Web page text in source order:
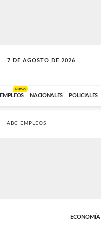
7 DE AGOSTO DE 2026
VITAMINAS
EMPLEOS
NUEVO
NACIONALES POLICIALES
ABC EMPLEOS
ECONOMÍA